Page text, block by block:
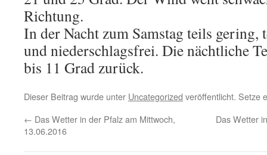
Richtung.
In der Nacht zum Samstag teils gering,
und niederschlagsfrei. Die nächtliche
bis 11 Grad zurück.
Dieser Beitrag wurde unter Uncategorized veröffentlicht. Setze
← Das Wetter in der Pfalz am Mittwoch,
13.06.2016
Das Wetter